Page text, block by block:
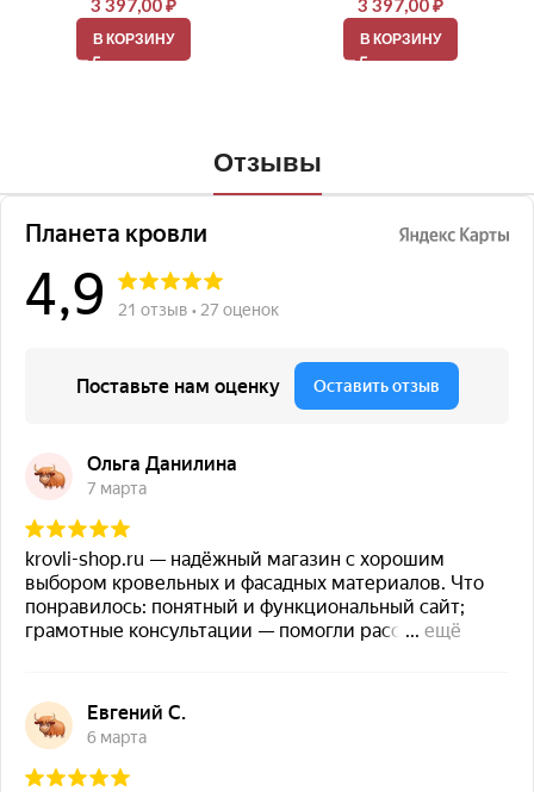
3 397,00₽
В КОРЗИНУ
3 397,00₽
В КОРЗИНУ
Отзывы